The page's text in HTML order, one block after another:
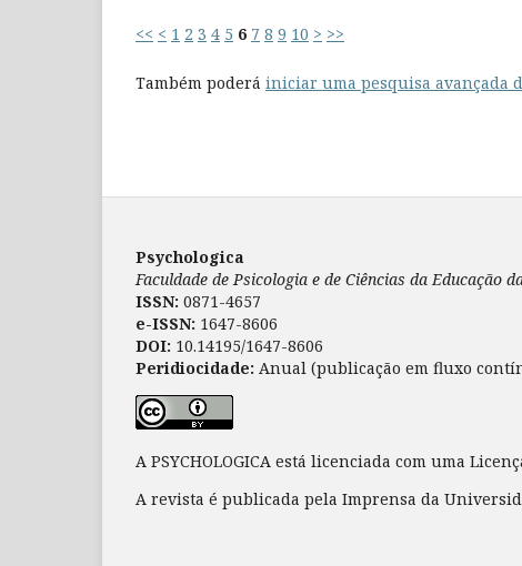
<< < 1 2 3 4 5 6 7 8 9 10 > >>
Também poderá iniciar uma pesquisa avançada
Psychologica
Faculdade de Psicologia e de Ciências da Educação
ISSN: 0871-4657
e-ISSN: 1647-8606
DOI: 10.14195/1647-8606
Peridiocidade: Anual (publicação em fluxo
A PSYCHOLOGICA está licenciada com uma
A revista é publicada pela Imprensa da